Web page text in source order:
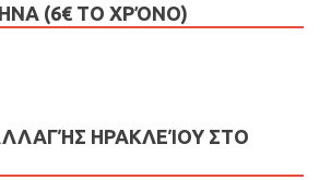
(6€ ΤΟ ΧΡΌΝΟ)
ΗΡΑΚΛΕΊΟΥ ΣΤΟ